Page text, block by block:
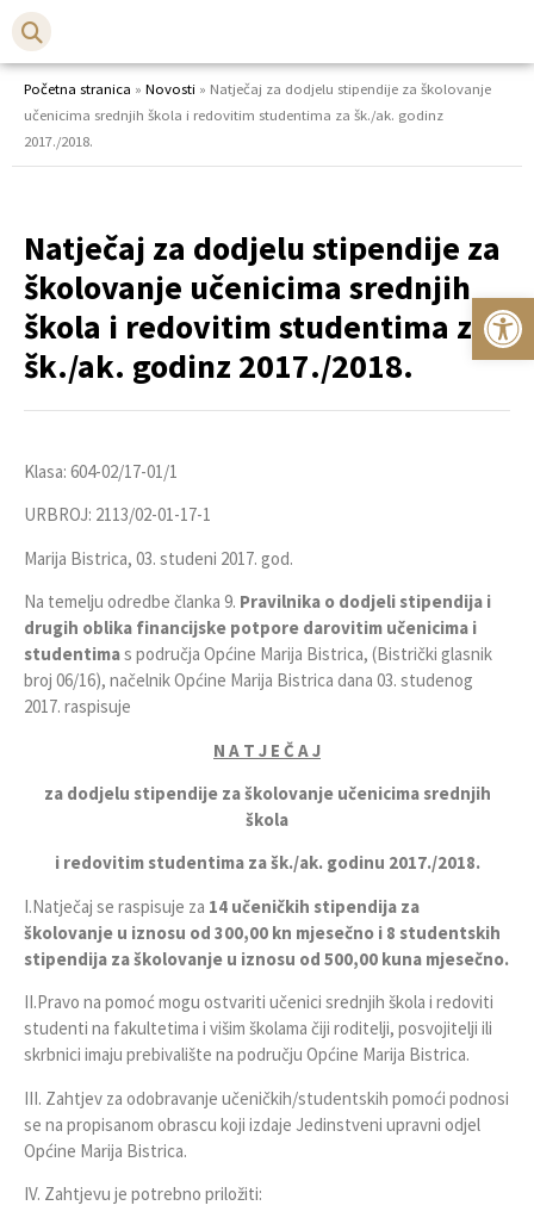
Početna stranica » Novosti » Natječaj za dodjelu stipendije za školovanje
učenicima srednjih škola i redovitim studentima za šk./ak. godinz
2017./2018.
Natječaj za dodjelu stipendije za
školovanje učenicima srednjih
škola i redovitim studentima za
šk./ak. godinz 2017./2018.
Klasa: 604-02/17-01/1
URBROJ: 2113/02-01-17-1
Marija Bistrica, 03. studeni 2017. god.
Na temelju odredbe članka 9. Pravilnika o dodjeli stipendija i
drugih oblika financijske potpore darovitim učenicima i
studentimas područja Općine Marija Bistrica, (Bistrički glasnik
broj 06/16), načelnik Općine Marija Bistrica dana 03. studenog
2017. raspisuje
N A T J E Č A J
za dodjelu stipendije za školovanje učenicima srednjih
škola
i redovitim studentima za šk./ak. godinu 2017./2018.
I.Natječaj se raspisuje za 14 učeničkih stipendija za
školovanje u iznosu od 300,00 kn mjesečno i 8 studentskih
stipendija za školovanje u iznosu od 500,00 kuna mjesečno.
II.Pravo na pomoć mogu ostvariti učenici srednjih škola i redoviti
studenti na fakultetima i višim školama čiji roditelji, posvojitelji ili
skrbnici imaju prebivalište na području Općine Marija Bistrica.
III. Zahtjev za odobravanje učeničkih/studentskih pomoći podnosi
se na propisanom obrascu koji izdaje Jedinstveni upravni odjel
Općine Marija Bistrica.
IV. Zahtjevu je potrebno priložiti: